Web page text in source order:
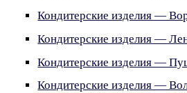
Кондитерские изделия —
Кондитерские изделия —
Кондитерские изделия —
Кондитерские изделия —